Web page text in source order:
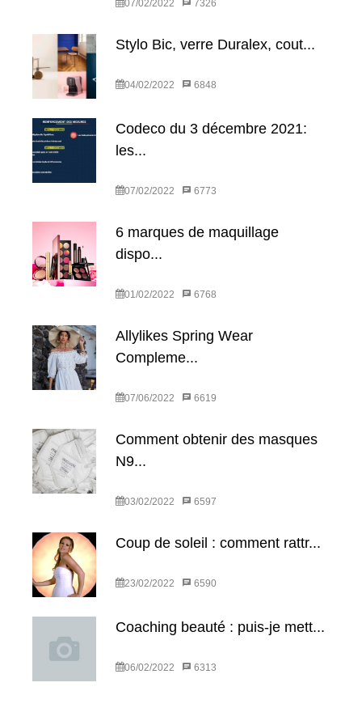
07/02/2022 7326
Stylo Bic, verre Duralex, cout...
04/02/2022 6848
Codeco du 3 décembre 2021:
les...
07/02/2022 6773
6 marques de maquillage
dispo...
01/02/2022 6768
Allylikes Spring Wear
Compleme...
07/06/2022 6619
Comment obtenir des masques
N9...
03/02/2022 6597
Coup de soleil : comment rattr...
23/02/2022 6590
Coaching beauté : puis-je mett...
06/02/2022 6313